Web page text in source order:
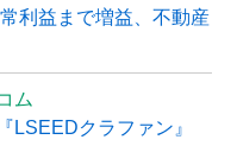
利益まで増益、不動産
ム
LSEEDクラファン』